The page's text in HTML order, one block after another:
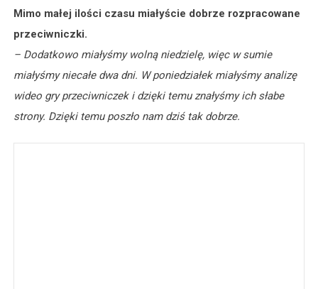
Mimo małej ilości czasu miałyście dobrze rozpracowane
przeciwniczki.
– Dodatkowo miałyśmy wolną niedzielę, więc w sumie
miałyśmy niecałe dwa dni. W poniedziałek miałyśmy analizę
wideo gry przeciwniczek i dzięki temu znałyśmy ich słabe
strony. Dzięki temu poszło nam dziś tak dobrze.